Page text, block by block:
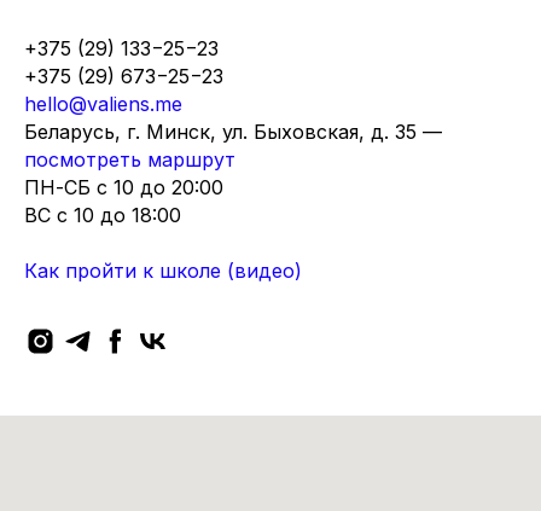
+375 (29) 133−25−23
+375 (29) 673−25−23
hello@valiens.me
Беларусь, г. Минск, ул. Быховская, д. 35 —
посмотреть маршрут
ПН-СБ с 10 до 20:00
ВC с 10 до 18:00
Как пройти к школе (видео)